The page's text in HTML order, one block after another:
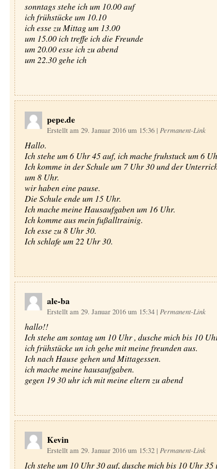
sonntags stehe ich um 10.00 auf
ich frühstücke um 10.10
ich esse zu Mittag um 13.00
um 15.00 ich treffe ich die Freunde
um 20.00 esse ich zu abend
um 22.30 gehe ich
pepe.de
Erstellt am 29. Januar 2016 um 15:36 | Permanent-Link
Hallo.
Ich stehe um 6 Uhr 45 auf, ich mache fruhstuck um 6
Ich komme in der Schule um 7 Uhr 30 und der
um 8 Uhr.
wir haben eine pause.
Die Schule ende um 15 Uhr.
Ich mache meine Hausaufgaben um 16 Uhr.
Ich komme aus mein fußalltrainig.
Ich esse zu 8 Uhr 30.
Ich schlafe um 22 Uhr 30.
ale-ba
Erstellt am 29. Januar 2016 um 15:34 | Permanent-Link
hallo!!
Ich stehe am sontag um 10 Uhr , dusche mich bis 10
ich frühstücke un ich gehe mit meine freunden aus.
Ich nach Hause gehen und Mittagessen.
ich mache meine hausaufgaben.
gegen 19 30 uhr ich mit meine eltern zu abend
Kevin
Erstellt am 29. Januar 2016 um 15:32 | Permanent-Link
Ich stehe um 10 Uhr 30 auf, dusche mich bis 10 Uhr